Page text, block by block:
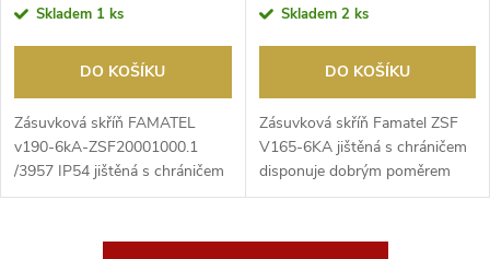
Skladem 1 ks
DO KOŠÍKU
Zásuvková skříň FAMATEL
v190-6kA-ZSF20001000.1
/3957 IP54 jištěná s chráničem
40/4/003, zásuvky 2x23...
Skladem 2 ks
DO KOŠÍKU
Zásuvková skříň Famatel ZSF
V165-6KA jištěná s chráničem
disponuje dobrým poměrem
cena/výkon od prov...